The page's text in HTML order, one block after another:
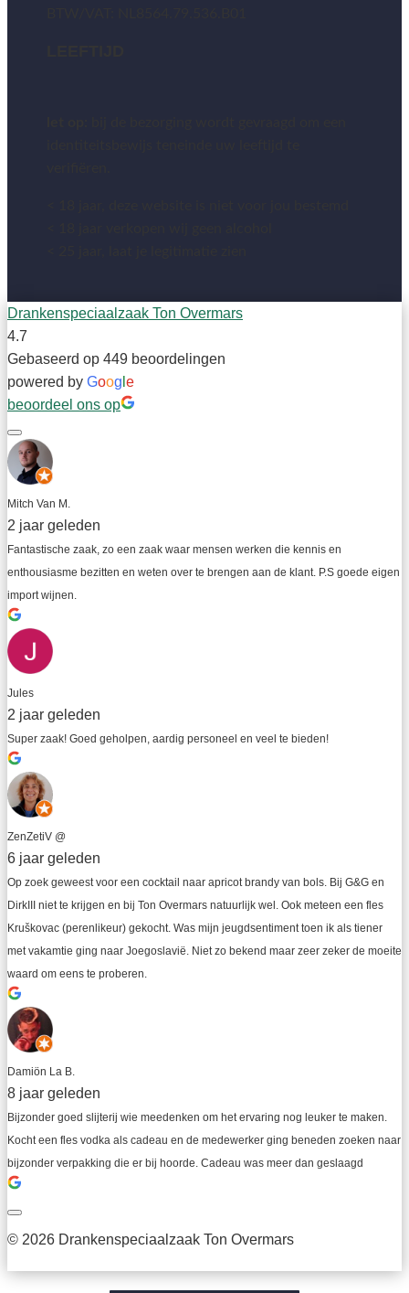
Drankenspeciaalzaak Ton Overmars
4.7
Gebaseerd op 449 beoordelingen
powered by Goog e
beoordeel ons op
Mitch Van M.
2 jaar geleden
Fantastische zaak, zo een zaak waar mensen werken die kennis en
enthousiasme bezitten en weten over te brengen aan de klant. P.S goede eigen
import wijnen.
Jules
2 jaar geleden
Super zaak! Goed geholpen, aardig personeel en veel te bieden!
ZenZetiV @
6 jaar geleden
Op zoek geweest voor een cocktail naar apricot brandy van bols. Bij G&G en
DirkIII niet te krijgen en bij Ton Overmars natuurlijk wel. Ook meteen een fles
Kruškovac (perenlikeur) gekocht. Was mijn jeugdsentiment toen ik als tiener
met vakamtie ging naar Joegoslavië. Niet zo bekend maar zeer zeker de moeite
waard om eens te proberen.
Damiön La B.
8 jaar geleden
Bijzonder goed slijterij wie meedenken om het ervaring nog leuker te maken.
Kocht een fles vodka als cadeau en de medewerker ging beneden zoeken naar
bijzonder verpakking die er bij hoorde. Cadeau was meer dan geslaagd
© 2026 Drankenspeciaalzaak Ton Overmars